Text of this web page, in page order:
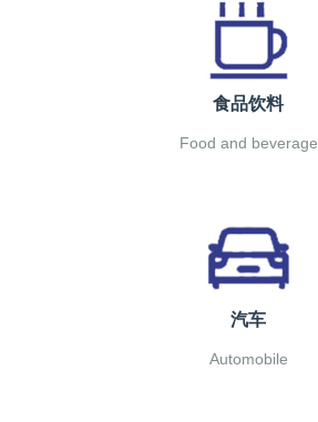
食品饮料
Food and beverage
汽车
Automobile